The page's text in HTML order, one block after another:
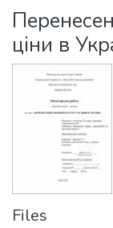
Statistics
ціни в
Files